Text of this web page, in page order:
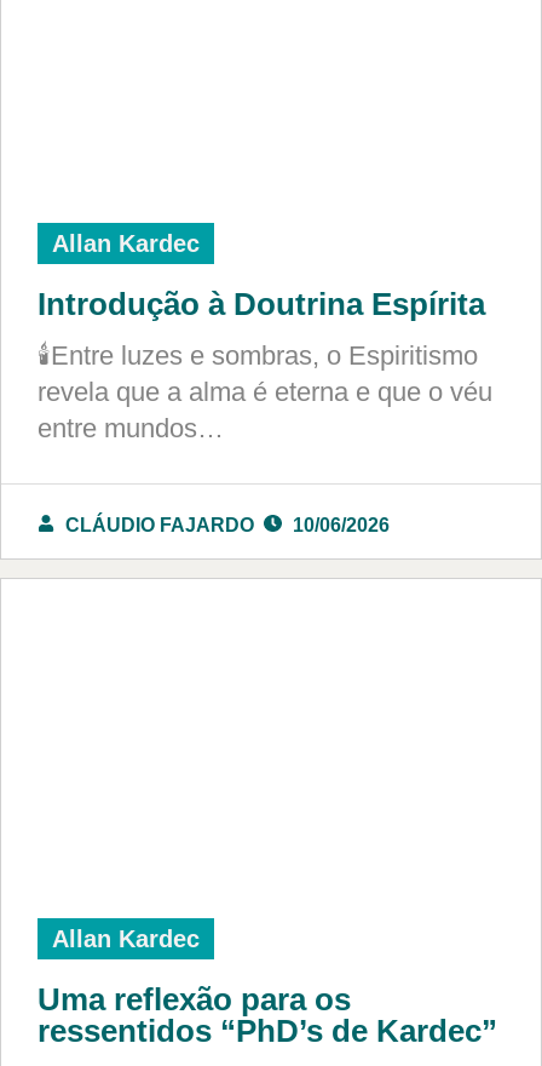
Allan Kardec
Introdução à Doutrina Espírita
🕯️Entre luzes e sombras, o Espiritismo
revela que a alma é eterna e que o véu
entre mundos…
CLÁUDIO FAJARDO 10/06/2026
Allan Kardec
Uma reflexão para os
ressentidos “PhD’s de Kardec”